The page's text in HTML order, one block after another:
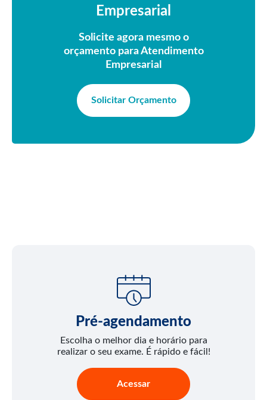
Empresarial
Solicite agora mesmo o
orçamento para Atendimento
Empresarial
Solicitar Orçamento
Pré-agendamento
Escolha o melhor dia e horário para
realizar o seu exame. É rápido e fácil!
Acessar